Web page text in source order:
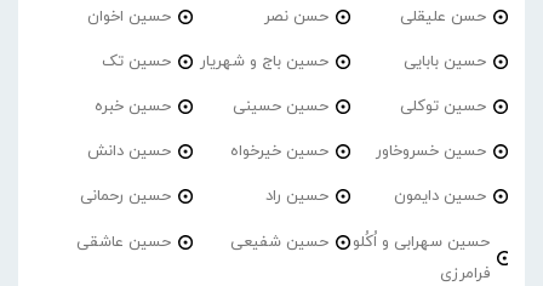
حسن علیقلی حسن نصر حسین اخوان
حسین بابایی حسین باج و شهریار حسین تک
حسین توکلی حسین حسینی حسین خبره
حسین خسروخاور حسین خیرخواه حسین دانش
حسین دایمون حسین راد حسین رحمانی
حسین سهرابی و اُکُلو
فرامرزی
حسین شفیعی حسین عاشقی